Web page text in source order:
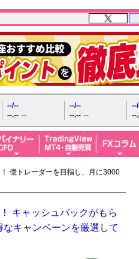
--/--
--.-- --
--/--
--.-- --
--
億トレーダーを目指し、月に3000
キャッシュバックがもら
キャンペーンを厳選して